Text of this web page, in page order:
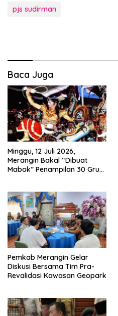
pjs sudirman
Baca Juga
Minggu, 12 Juli 2026,
Merangin Bakal “Dibuat
Mabok” Penampilan 30 Grup
Pemkab Merangin Gelar
Diskusi Bersama Tim Pra-
Revalidasi Kawasan Geopark